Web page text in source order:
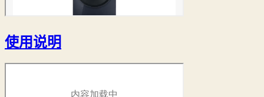
使用说明